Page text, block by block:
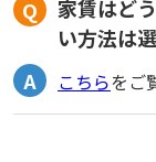
家賃はど
い方法は
こちらをご